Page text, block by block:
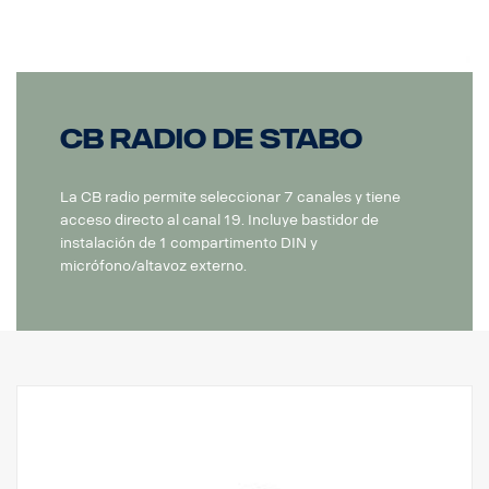
CB radio de Stabo
La CB radio permite seleccionar 7 canales y tiene
acceso directo al canal 19. Incluye bastidor de
instalación de 1 compartimento DIN y
micrófono/altavoz externo.